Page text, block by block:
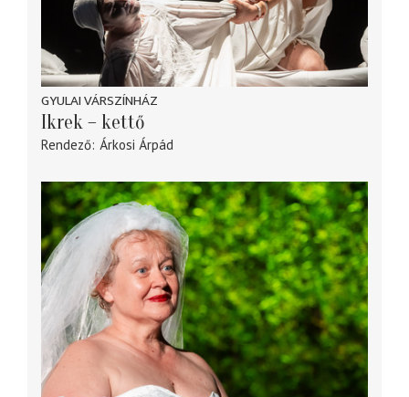
GYULAI VÁRSZÍNHÁZ
Ikrek – kettő
Rendező Árkosi Árpád